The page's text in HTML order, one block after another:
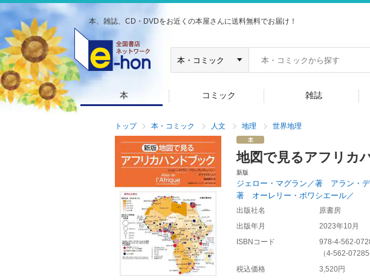
本、雑誌、CD・DVDをお近くの本屋さんに送料無料でお届け！
本 コミック 雑誌
トップ 本・コミック 人文 地理 世界地理
地図で見るアフリカ
新版
ジェロー・マグラン／著 アラン・
著 オーレリー・ボワシエール／
出版社名
原書房
出版年月
2023年10月
ISBNコード
978-4-562-
（4-562-
税込価格
3,520円